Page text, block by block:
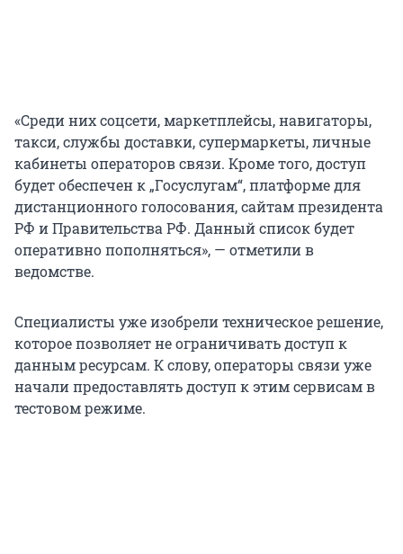
«Среди них соцсети, маркетплейсы, навигаторы,
такси, службы доставки, супермаркеты, личные
кабинеты операторов связи. Кроме того, доступ
будет обеспечен к „Госуслугам“, платформе для
дистанционного голосования, сайтам президента
РФ и Правительства РФ. Данный список будет
оперативно пополняться», — отметили в
ведомстве.
Специалисты уже изобрели техническое решение,
которое позволяет не ограничивать доступ к
данным ресурсам. К слову, операторы связи уже
начали предоставлять доступ к этим сервисам в
тестовом режиме.